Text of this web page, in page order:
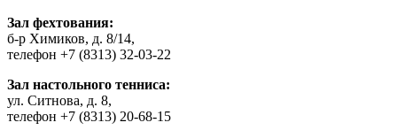
Зал фехтования:
б-р Химиков, д. 8/14,
телефон +7 (8313) 32-03-22
Зал настольного тенниса:
ул. Ситнова, д. 8,
телефон +7 (8313) 20-68-15